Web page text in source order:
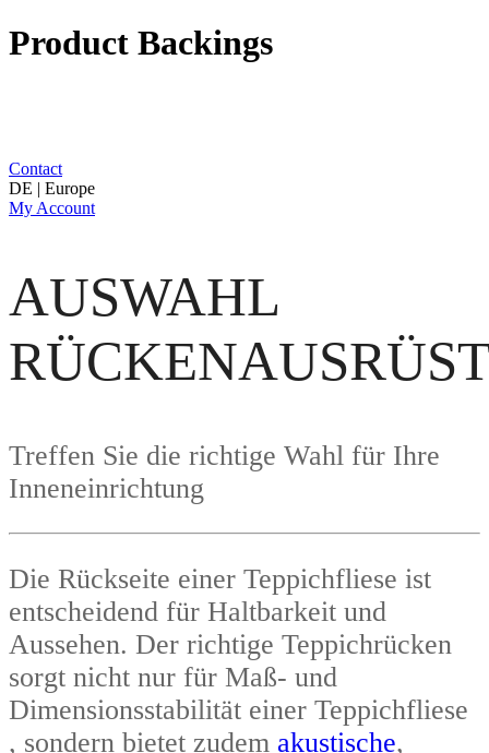
Product Backings
Contact
DE | Europe
My Account
AUSWAHL
Treffen Sie die richtige Wahl für Ihre
Inneneinrichtung
Die Rückseite einer Teppichfliese ist
entscheidend für Haltbarkeit und
Aussehen. Der richtige Teppichrücken
sorgt nicht nur für Maß- und
Dimensionsstabilität einer Teppichfliese
, sondern bietet zudem akustische,